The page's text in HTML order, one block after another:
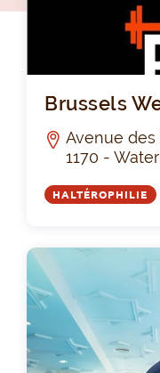
Brussels
Avenue des
1170 -
HALTÉROPHILIE